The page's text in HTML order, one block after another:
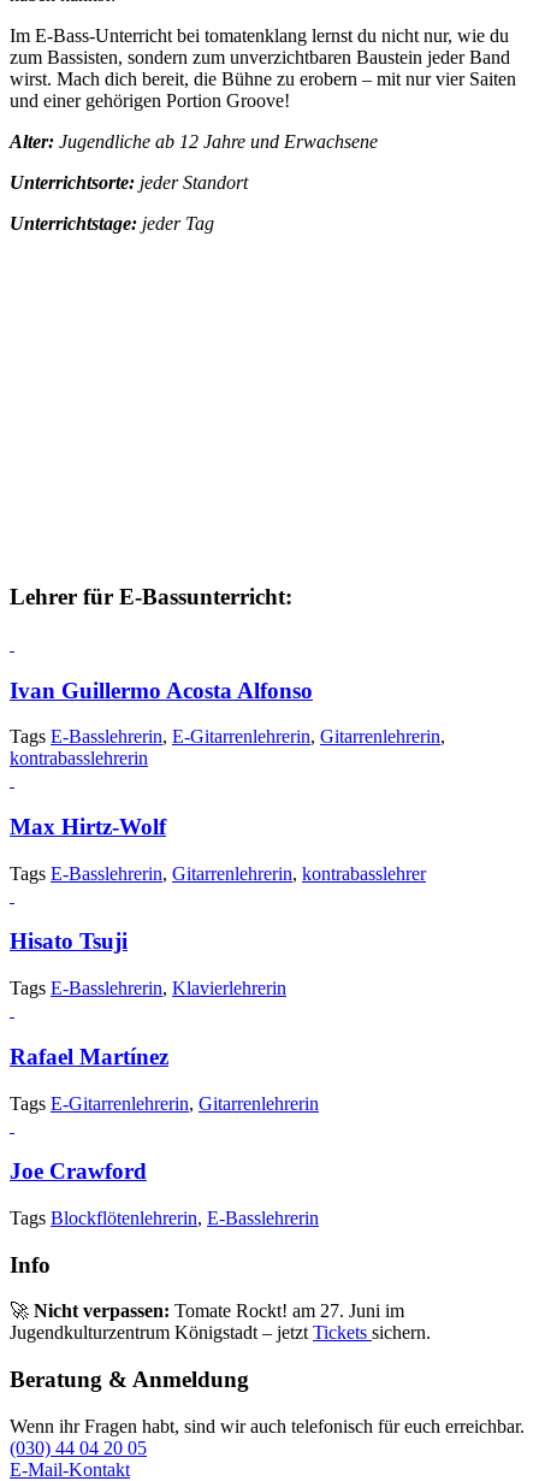
Im E-Bass-Unterricht bei tomatenklang lernst du nicht nur, wie du
zum Bassisten, sondern zum unverzichtbaren Baustein jeder Band
wirst. Mach dich bereit, die Bühne zu erobern – mit nur vier Saiten
und einer gehörigen Portion Groove!
Alter: Jugendliche ab 12 Jahre und Erwachsene
Unterrichtsorte: jeder Standort
Unterrichtstage: jeder Tag
Lehrer für E-Bassunterricht:
Ivan Guillermo Acosta Alfonso
Tags E-Basslehrerin, E-Gitarrenlehrerin, Gitarrenlehrerin,
kontrabasslehrerin
Max Hirtz-Wolf
Tags E-Basslehrerin, Gitarrenlehrerin, kontrabasslehrer
Hisato Tsuji
Tags E-Basslehrerin, Klavierlehrerin
Rafael Martínez
Tags E-Gitarrenlehrerin, Gitarrenlehrerin
Joe Crawford
Tags Blockflötenlehrerin, E-Basslehrerin
Info
🚀 Nicht verpassen: Tomate Rockt! am 27. Juni im
Jugendkulturzentrum Königstadt – jetztTickets sichern.
Beratung & Anmeldung
Wenn ihr Fragen habt, sind wir auch telefonisch für euch erreichbar.
(030) 44 04 20 05
E-Mail-Kontakt